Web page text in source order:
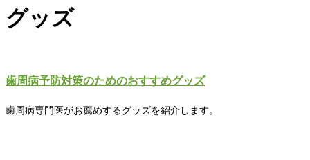
グッズ
歯周病予防対策のためのおすすめグッズ
歯周病専門医がお薦めするグッズを紹介します。